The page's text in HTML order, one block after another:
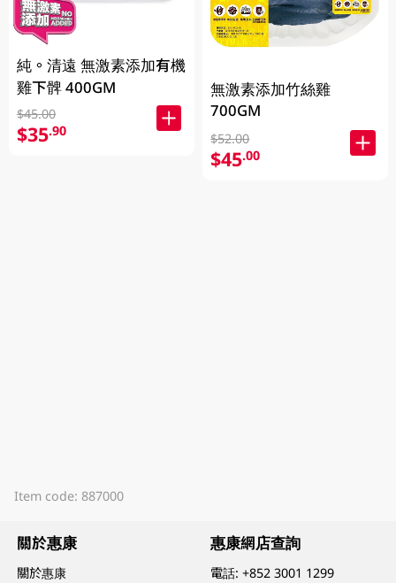
純。清遠 無激素添加有機
雞下髀 400GM
$45.00
$35.90
無激素添加竹絲雞
700GM
$52.00
$45.00
Item code: 887000
關於惠康
關於惠康
惠康網店查詢
電話:+852 3001 1299